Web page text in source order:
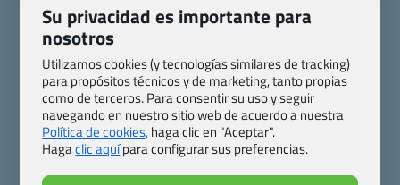
Quienes somos
Pasaporte, Visado, Salud y otras disposiciones específicas
Blog de Viajes.com
Registro de agencias
Preguntas frecuentes
Condiciones generales
Política de privacidad y cookies
Transparencia
Todas las páginas – sitemap
Su privacidad es importante para
nosotros
Utilizamos cookies (y tecnologías similares de tracking)
para propósitos técnicos y de marketing, tanto propias
como de terceros. Para consentir su uso y seguir
navegando en nuestro sitio web de acuerdo a nuestra
Política de cookies,haga clic en "Aceptar".
Hagaclic aquípara configurar sus preferencias.